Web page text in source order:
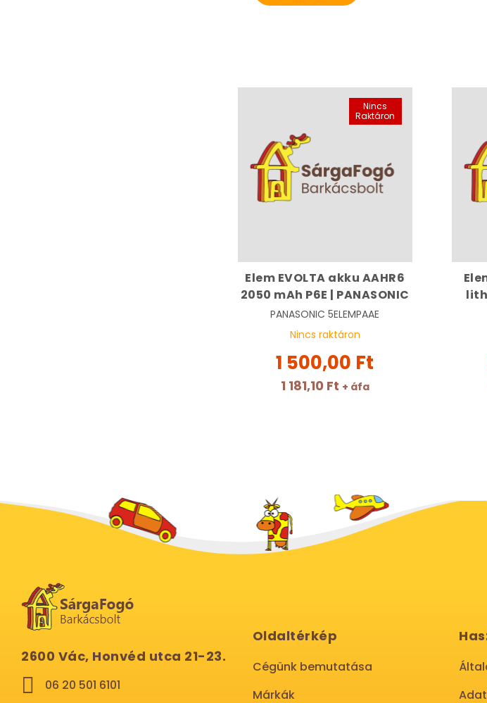
Nincs
Raktáron
Elem EVOLTA akku AAHR6
2050 mAh P6E | PANASONIC
PANASONIC 5ELEMPAAE
Nincs raktáron
1 500,00 Ft
1 181,10 Ft + áfa
2600 Vác, Honvéd utca 21-23.
06 20 501 6101
Oldaltérkép
Cégünk bemutatása
Márkák